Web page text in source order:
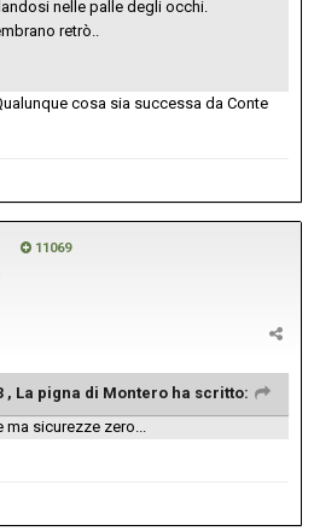
nelle palle degli occhi.
retrò..
cosa sia successa da Conte
11069
, La pigna di Montero ha scritto:
ma sicurezze zero...